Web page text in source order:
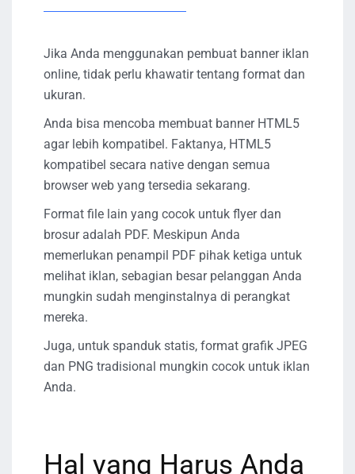
Jika Anda menggunakan pembuat banner iklan
online, tidak perlu khawatir tentang format dan
ukuran.
Anda bisa mencoba membuat banner HTML5
agar lebih kompatibel. Faktanya, HTML5
kompatibel secara native dengan semua
browser web yang tersedia sekarang.
Format file lain yang cocok untuk flyer dan
brosur adalah PDF. Meskipun Anda
memerlukan penampil PDF pihak ketiga untuk
melihat iklan, sebagian besar pelanggan Anda
mungkin sudah menginstalnya di perangkat
mereka.
Juga, untuk spanduk statis, format grafik JPEG
dan PNG tradisional mungkin cocok untuk iklan
Anda.
Hal yang Harus Anda